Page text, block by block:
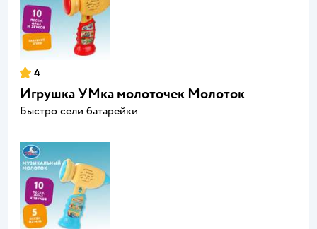
4
Игрушка УМка молоточек Молоток
Быстро сели батарейки